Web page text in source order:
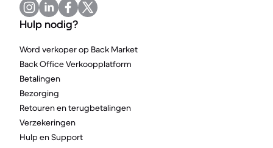
Hulp nodig?
Word verkoper op Back Market
Back Office Verkoopplatform
Betalingen
Bezorging
Retouren en terugbetalingen
Verzekeringen
Hulp en Support